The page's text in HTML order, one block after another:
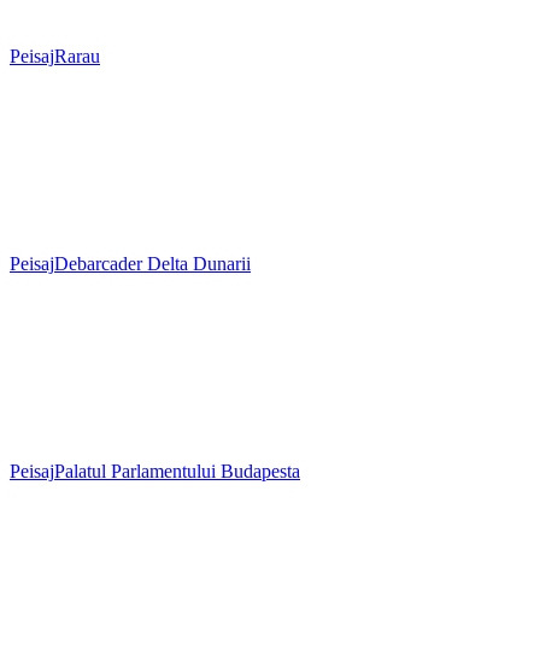
PeisajRarau
PeisajDebarcader Delta Dunarii
PeisajPalatul Parlamentului Budapesta